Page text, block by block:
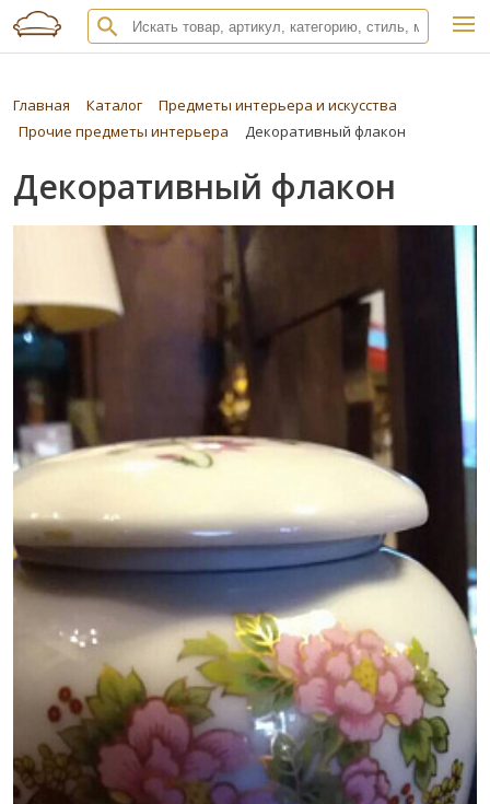
Главная Каталог
Предметы интерьера и искусства
Прочие предметы интерьера
Декоративный флакон
Декоративный флакон